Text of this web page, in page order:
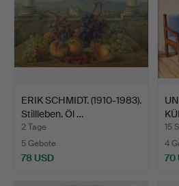
ERIK SCHMIDT. (1910-1983).
Stillleben. Öl …
2 Tage
5 Gebote
78 USD
Pl…
15
4
70